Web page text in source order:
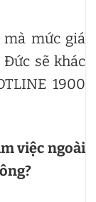
mức giá
sẽ khác
1900
việc ngoài